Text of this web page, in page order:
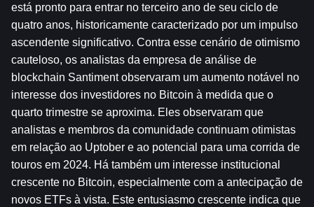
está pronto para entrar no terceiro ano de seu ciclo de
quatro anos, historicamente caracterizado por um impulso
ascendente significativo. Contra esse cenário de otimismo
cauteloso, os analistas da empresa de análise de
blockchain Santiment observaram um aumento notável no
interesse dos investidores no Bitcoin à medida que o
quarto trimestre se aproxima. Eles observaram que
analistas e membros da comunidade continuam otimistas
em relação ao Uptober e ao potencial para uma corrida de
touros em 2024. Há também um interesse institucional
crescente no Bitcoin, especialmente com a antecipação de
novos ETFs à vista. Este entusiasmo crescente indica que